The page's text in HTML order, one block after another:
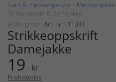
Garn & mønsterpakker
Strikkeoppskrift Damejakke
Knittingroom Art. nr: 111341
Strikkeoppskrift
Damejakke
19 kr
Prishistorikk